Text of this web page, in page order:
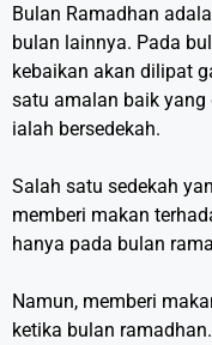
Bulan Ramadhan
bulan lainnya. Pada
kebaikan akan dilipat
satu amalan baik
ialah bersedekah.
Salah satu sedekah
memberi makan
hanya pada bulan
Namun, memberi
ketika bulan